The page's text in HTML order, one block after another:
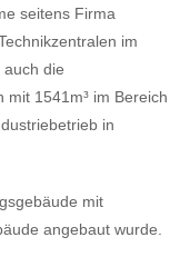
seitens Firma
im
die
mit 1541m³ im Bereich
in
mit
angebaut wurde.